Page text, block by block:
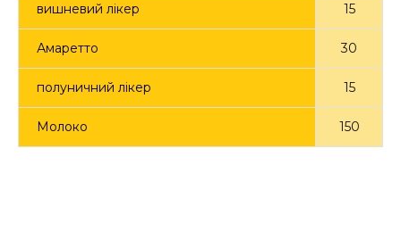
вишневий лікер 15
Амаретто 30
полуничний лікер 15
Молоко 150